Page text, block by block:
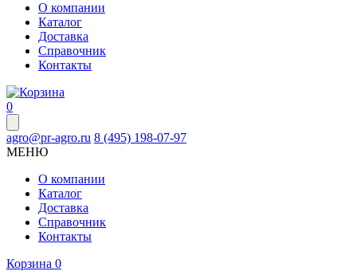
О компании
Каталог
Доставка
Справочник
Контакты
0
agro@pr-agro.ru 8 (495) 198-07-97
МЕНЮ
О компании
Каталог
Доставка
Справочник
Контакты
Корзина 0